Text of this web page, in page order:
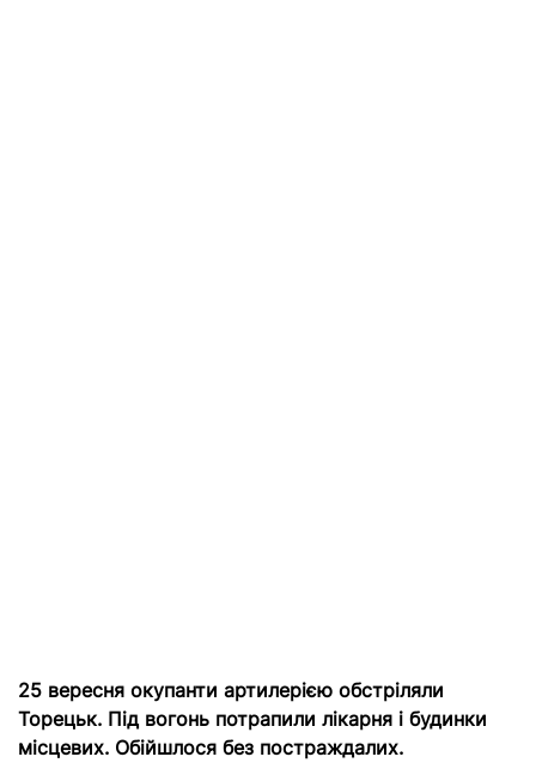
25 вересня окупанти артилерією обстріляли
Торецьк. Під вогонь потрапили лікарня і будинки
місцевих. Обійшлося без постраждалих.